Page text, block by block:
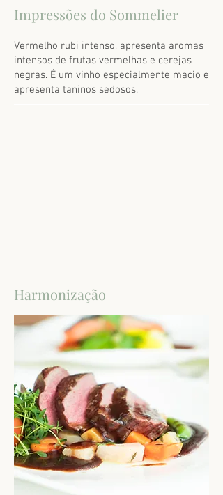
Impressões do Sommelier
Vermelho rubi intenso, apresenta aromas
intensos de frutas vermelhas e cerejas
negras. É um vinho especialmente macio e
apresenta taninos sedosos.
Harmonização